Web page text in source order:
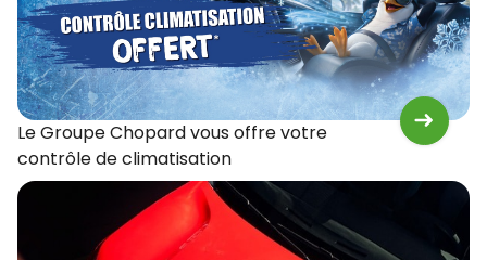
Le Groupe Chopard vous offre votre
contrôle de climatisation